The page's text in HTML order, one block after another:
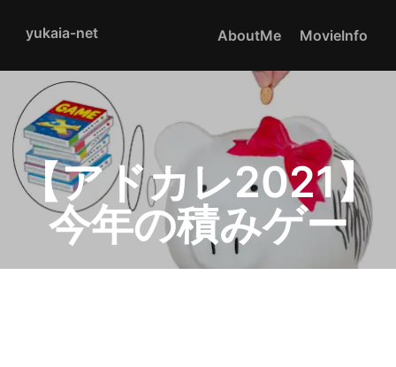
yukaia-net AboutMe MovieInfo
【アドカレ2021】
今年の積みゲー